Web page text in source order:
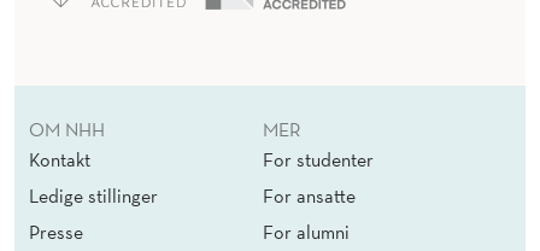
OM NHH
Kontakt
Ledige stillinger
Presse
MER
For studenter
For ansatte
For alumni